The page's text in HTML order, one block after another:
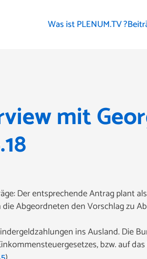
Was ist PLENUM.TV ?
mit
Der entsprechende Antrag plant
Abgeordneten den Vorschlag zu
ins Ausland. Die
bzw. auf